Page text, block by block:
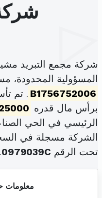
شركة مجمع التبريد
المسؤولية المحدودة،
B1756752006
برأس مال قدره 825000
الرئيسي في الحي
الشركة مسجلة في
تحت الرقم 0979039C
.
معلومات